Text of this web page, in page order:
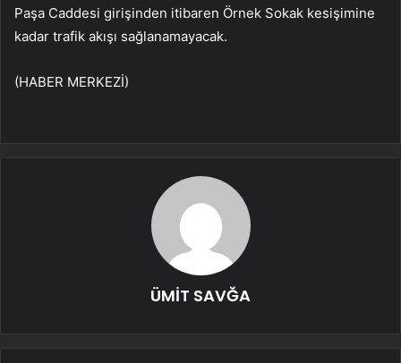
Paşa Caddesi girişinden itibaren Örnek Sokak kesişimine
kadar trafik akışı sağlanamayacak.
(HABER MERKEZİ)
ÜMİT SAVĞA